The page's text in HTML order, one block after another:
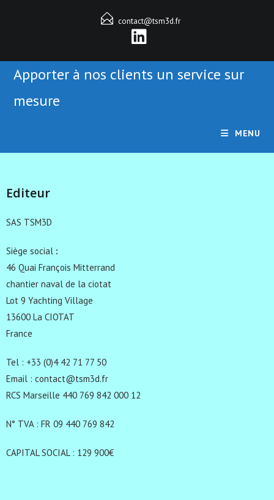
contact@tsm3d.fr
Apporter à nos clients un service sur
mesure
MENU
Editeur
SAS TSM3D
Siège social :
46 Quai François Mitterrand
chantier naval de la ciotat
Lot 9 Yachting Village
13600 La CIOTAT
France
Tel : +33 (0)4 42 71 77 50
Email : contact@tsm3d.fr
RCS Marseille 440 769 842 000 12
N° TVA : FR 09 440 769 842
CAPITAL SOCIAL : 129 900€